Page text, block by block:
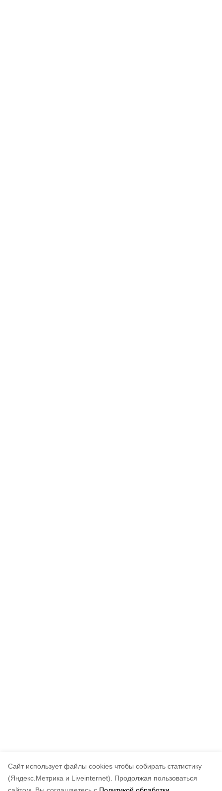
Cайт использует файлы cookies чтобы собирать статистику
(Яндекс.Метрика и Liveinternet).
Продолжая пользоваться